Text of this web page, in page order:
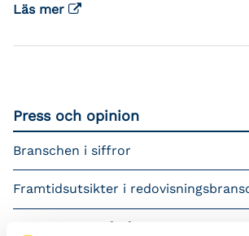
Läs mer
Press och opinion
Branschen i siffror
Framtidsutsikter i
Prenumerera på våra nyhetsbrev